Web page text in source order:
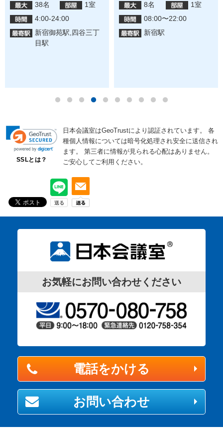
38名
1室
4:00-24:00
新宿御苑駅,四谷三丁
目駅
8名
1室
08:00〜22:00
新宿駅
SSLとは？
日本会議室はGeoTrustにより認証されています。
各
種個人情報については暗号化処理され安全に送信され
ます。
第三者に情報が見られる心配はありません。
ご安心してご利用ください。
お気軽にお問い合わせください
電話をかける
お問い合わせ